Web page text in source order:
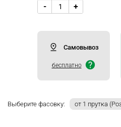
- +
Самовывоз
бесплатно
Выберите фасовку: от 1 прутка